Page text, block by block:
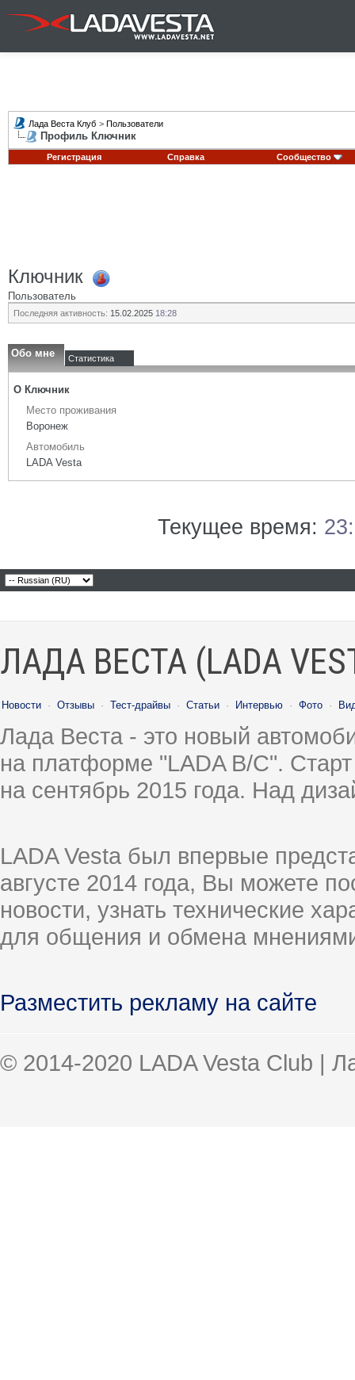
Лада Веста Клуб > Пользователи
Профиль Ключник
Регистрация Справка Сообщество
Ключник
Пользователь
Последняя активность: 15.02.2025 18:28
Обо мне Статистика
О Ключник
Место проживания
Воронеж
Автомобиль
LADA Vesta
Текущее время:
ЛАДА ВЕСТА (LADA
Новости · Отзывы · Тест-драйвы · Статьи · Интервью · Фото ·
Лада Веста - это новый
на платформе "LADA B/C".
на сентябрь 2015 года. Над
LADA Vesta был впервые
августе 2014 года, Вы можете
новости, узнать технические
для общения и обмена
Разместить рекламу на сайте
© 2014-2020 LADA Vesta Club |